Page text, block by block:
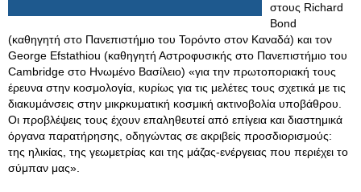
στους Richard
Bond
(καθηγητή στο Πανεπιστήμιο του Τορόντο στον Καναδά) και τον
George Efstathiou (καθηγητή Αστροφυσικής στο Πανεπιστήμιο του
Cambridge στο Ηνωμένο Βασίλειο) «για την πρωτοποριακή τους
έρευνα στην κοσμολογία, κυρίως για τις μελέτες τους σχετικά με τις
διακυμάνσεις στην μικρκυματική κοσμική ακτινοβολία υποβάθρου.
Οι προβλέψεις τους έχουν επαληθευτεί από επίγεια και διαστημικά
όργανα παρατήρησης, οδηγώντας σε ακριβείς προσδιορισμούς:
της ηλικίας, της γεωμετρίας και της μάζας-ενέργειας που περιέχει το
σύμπαν μας».